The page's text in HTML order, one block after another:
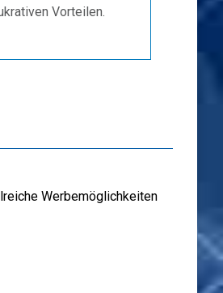
Vorteilen.
Werbemöglichkeiten